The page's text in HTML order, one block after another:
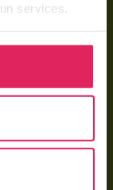
services.